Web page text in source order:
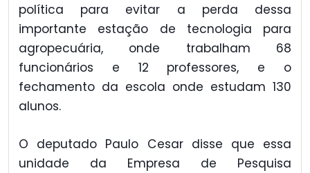
política para evitar a perda dessa
importante estação de tecnologia para
agropecuária, onde trabalham 68
funcionários e 12 professores, e o
fechamento da escola onde estudam 130
alunos.
O deputado Paulo Cesar disse que essa
unidade da Empresa de Pesquisa